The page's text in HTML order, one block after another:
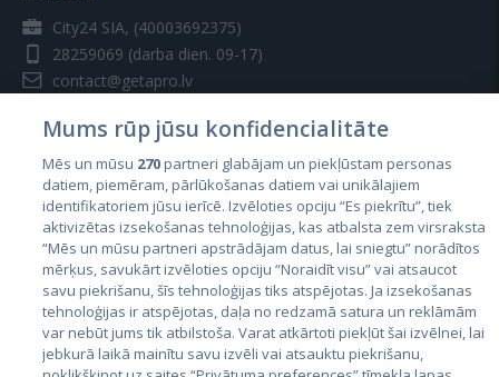
City24 SIA, (40003692375)
28259069 (darba dien. 09-17)
contact@getapro.lv
Valstis
Igaunija
Latvija
Lietuva
Mums rūp jūsu konfidencialitāte
Mēs un mūsu 270partneri glabājam un piekļūstam personas
datiem, piemēram, pārlūkošanas datiem vai unikālajiem
identifikatoriem jūsu ierīcē. Izvēloties opciju “Es piekrītu”, tiek
aktivizētas izsekošanas tehnoloģijas, kas atbalsta zem virsraksta
“Mēs un mūsu partneri apstrādājam datus, lai sniegtu” norādītos
mērķus, savukārt izvēloties opciju “Noraidīt visu” vai atsaucot
savu piekrišanu, šīs tehnoloģijas tiks atspējotas. Ja izsekošanas
tehnoloģijas ir atspējotas, daļa no redzamā satura un reklāmām
var nebūt jums tik atbilstoša. Varat atkārtoti piekļūt šai izvēlnei, lai
jebkurā laikā mainītu savu izvēli vai atsauktu piekrišanu,